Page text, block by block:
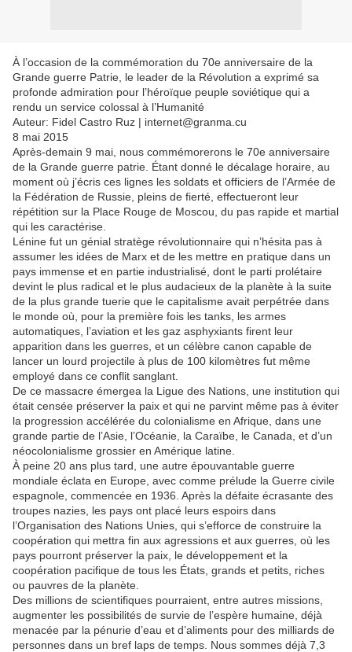
À l’occasion de la commémoration du 70e anniversaire de la
Grande guerre Patrie, le leader de la Révolution a exprimé sa
profonde admiration pour l’héroïque peuple soviétique qui a
rendu un service colossal à l’Humanité
Auteur: Fidel Castro Ruz | internet@granma.cu
8 mai 2015
Après-demain 9 mai, nous commémorerons le 70e anniversaire
de la Grande guerre patrie. Étant donné le décalage horaire, au
moment où j’écris ces lignes les soldats et officiers de l’Armée de
la Fédération de Russie, pleins de fierté, effectueront leur
répétition sur la Place Rouge de Moscou, du pas rapide et martial
qui les caractérise.
Lénine fut un génial stratège révolutionnaire qui n’hésita pas à
assumer les idées de Marx et de les mettre en pratique dans un
pays immense et en partie industrialisé, dont le parti prolétaire
devint le plus radical et le plus audacieux de la planète à la suite
de la plus grande tuerie que le capitalisme avait perpétrée dans
le monde où, pour la première fois les tanks, les armes
automatiques, l’aviation et les gaz asphyxiants firent leur
apparition dans les guerres, et un célèbre canon capable de
lancer un lourd projectile à plus de 100 kilomètres fut même
employé dans ce conflit sanglant.
De ce massacre émergea la Ligue des Nations, une institution qui
était censée préserver la paix et qui ne parvint même pas à éviter
la progression accélérée du colonialisme en Afrique, dans une
grande partie de l’Asie, l’Océanie, la Caraïbe, le Canada, et d’un
néocolonialisme grossier en Amérique latine.
À peine 20 ans plus tard, une autre épouvantable guerre
mondiale éclata en Europe, avec comme prélude la Guerre civile
espagnole, commencée en 1936. Après la défaite écrasante des
troupes nazies, les pays ont placé leurs espoirs dans
l’Organisation des Nations Unies, qui s’efforce de construire la
coopération qui mettra fin aux agressions et aux guerres, où les
pays pourront préserver la paix, le développement et la
coopération pacifique de tous les États, grands et petits, riches
ou pauvres de la planète.
Des millions de scientifiques pourraient, entre autres missions,
augmenter les possibilités de survie de l’espère humaine, déjà
menacée par la pénurie d’eau et d’aliments pour des milliards de
personnes dans un bref laps de temps. Nous sommes déjà 7,3